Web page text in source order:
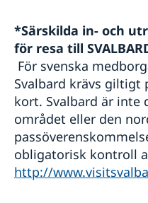
*Särskilda in- och
för resa till
För svenska
Svalbard krävs giltigt
kort. Svalbard är inte
området eller den
obligatorisk kontroll
http://